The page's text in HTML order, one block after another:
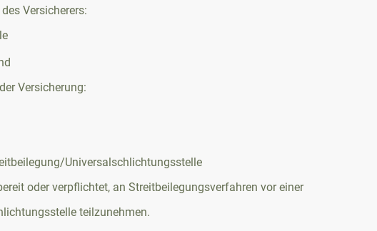
Versicherers:
Versicherung:
Universalschlichtungsstelle
oder verpflichtet, an Streitbeilegungsverfahren vor einer
teilzunehmen.